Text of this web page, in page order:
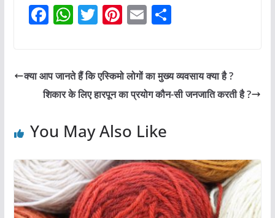
F
e
b
o
W
s
A
p
T
er
Pi
e
st
E
l
S
e
क्या आप जानते हैं कि एस्किमो लोगों का मुख्य व्यवसाय क्या है ?
शिकार के लिए हारपून का प्रयोग कौन-सी जनजाति करती है ?
You May Also Like